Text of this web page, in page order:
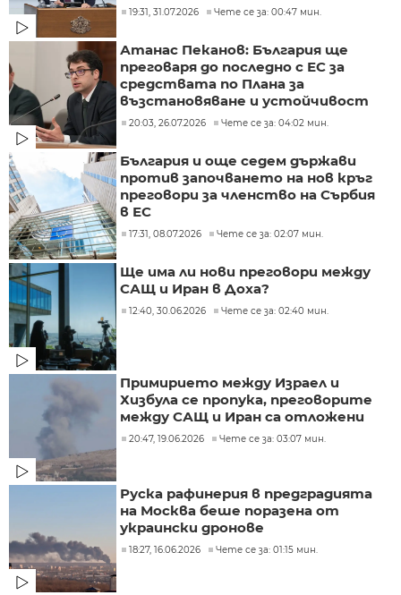
19:31, 31.07.2026 Чете се за: 00:47 мин.
Атанас Пеканов: България ще
преговаря до последно с ЕС за
средствата по Плана за
възстановяване и устойчивост
20:03, 26.07.2026 Чете се за: 04:02 мин.
България и още седем държави
против започването на нов кръг
преговори за членство на Сърбия
в ЕС
17:31, 08.07.2026 Чете се за: 02:07 мин.
Ще има ли нови преговори между
САЩ и Иран в Доха?
12:40, 30.06.2026 Чете се за: 02:40 мин.
Примирието между Израел и
Хизбула се пропука, преговорите
между САЩ и Иран са отложени
20:47, 19.06.2026 Чете се за: 03:07 мин.
Руска рафинерия в предградията
на Москва беше поразена от
украински дронове
18:27, 16.06.2026 Чете се за: 01:15 мин.